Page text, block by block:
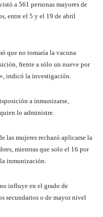
a 561 personas mayores de
entre el 5 y el 19 de abril
que no tomaría la vacuna
frente a sólo un nueve por
indicó la investigación.
a inmunizarse,
lo administre.
las mujeres rechazó aplicarse la
mientras que solo el 16 por
la inmunización.
influye en el grado de
secundarios o de mayor nivel